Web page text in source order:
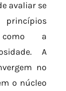
avaliar se
a
A
no
o núcleo